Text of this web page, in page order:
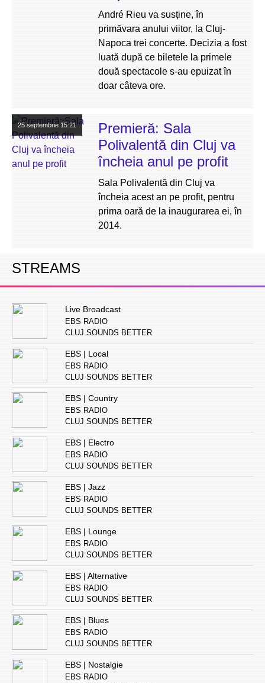
André Rieu va susține, în
primăvara anului viitor, la Cluj-
Napoca trei concerte. Decizia a fost
luată după ce biletele la primele
două spectacole s-au epuizat în
doar câteva ore.
25 septembrie15:21
Premieră: Sala
Polivalentă din Cluj va
încheia anul pe profit
Sala Polivalentă din Cluj va
încheia acest an pe profit, pentru
prima oară de la inaugurarea ei, în
2014.
STREAMS
Live Broadcast
EBS RADIO
CLUJ SOUNDS BETTER
EBS | Local
EBS RADIO
CLUJ SOUNDS BETTER
EBS | Country
EBS RADIO
CLUJ SOUNDS BETTER
EBS | Electro
EBS RADIO
CLUJ SOUNDS BETTER
EBS | Jazz
EBS RADIO
CLUJ SOUNDS BETTER
EBS | Lounge
EBS RADIO
CLUJ SOUNDS BETTER
EBS | Alternative
EBS RADIO
CLUJ SOUNDS BETTER
EBS | Blues
EBS RADIO
CLUJ SOUNDS BETTER
EBS | Nostalgie
EBS RADIO